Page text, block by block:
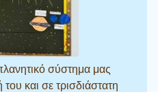
σύστημα μας
και σε τρισδιάστατη